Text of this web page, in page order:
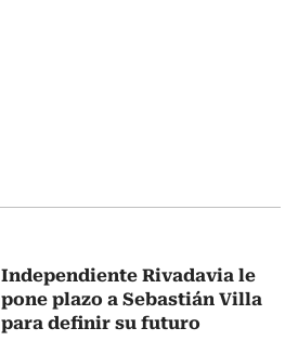
Independiente Rivadavia le
pone plazo a Sebastián Villa
para definir su futuro